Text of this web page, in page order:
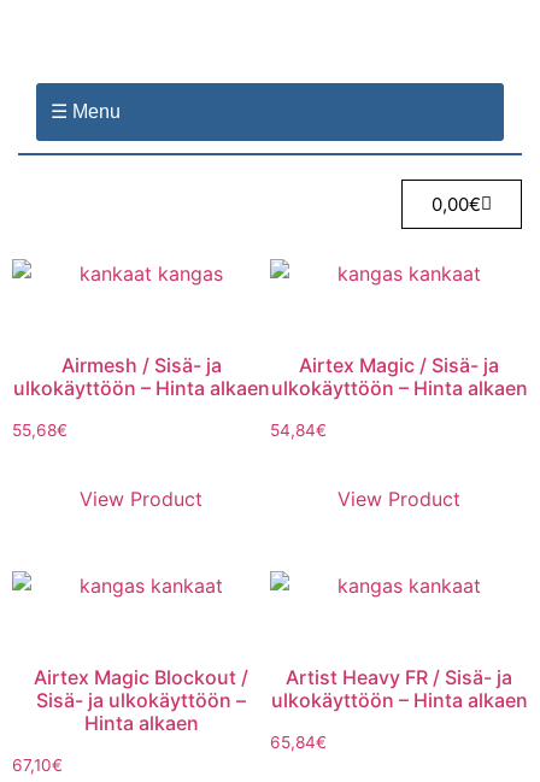
☰ Menu
0,00€
Airmesh / Sisä- ja
ulkokäyttöön – Hinta alkaen
55,68€
View Product
Airtex Magic / Sisä- ja
ulkokäyttöön – Hinta alkaen
54,84€
View Product
Airtex Magic Blockout /
Sisä- ja ulkokäyttöön –
Hinta alkaen
67,10€
Artist Heavy FR / Sisä- ja
ulkokäyttöön – Hinta alkaen
65,84€